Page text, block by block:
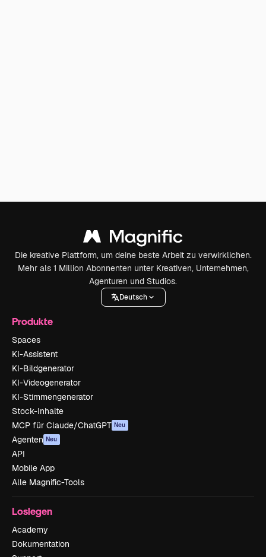
Die kreative Plattform, um deine beste Arbeit zu verwirklichen.
Mehr als 1 Million Abonnenten unter Kreativen, Unternehmen,
Agenturen und Studios.
Deutsch
Produkte
Spaces
KI-Assistent
KI-Bildgenerator
KI-Videogenerator
KI-Stimmengenerator
Stock-Inhalte
MCP für Claude/ChatGPT Neu
Agenten Neu
API
Mobile App
Alle Magnific-Tools
Loslegen
Academy
Dokumentation